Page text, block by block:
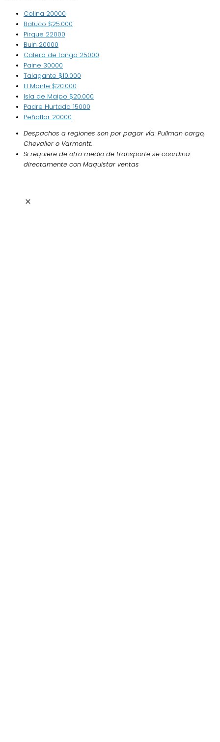
Colina 20000
Batuco $25.000
Pirque 22000
Buin 20000
Calera de tango 25000
Paine 30000
Talagante $10.000
El Monte $20.000
Isla de Maipo $20.000
Padre Hurtado 15000
Peñaflor 20000
Despachos a regiones son por pagar vía: Pullman cargo,
Chevalier o Varmontt.
Si requiere de otro medio de transporte se coordina
directamente con Maquistar ventas